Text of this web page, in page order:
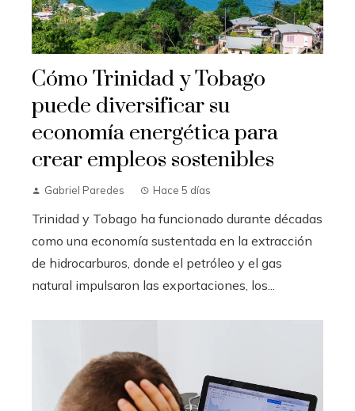
Cómo Trinidad y Tobago
puede diversificar su
economía energética para
crear empleos sostenibles
Gabriel Paredes Hace 5 días
Trinidad y Tobago ha funcionado durante décadas
como una economía sustentada en la extracción
de hidrocarburos, donde el petróleo y el gas
natural impulsaron las exportaciones, los...